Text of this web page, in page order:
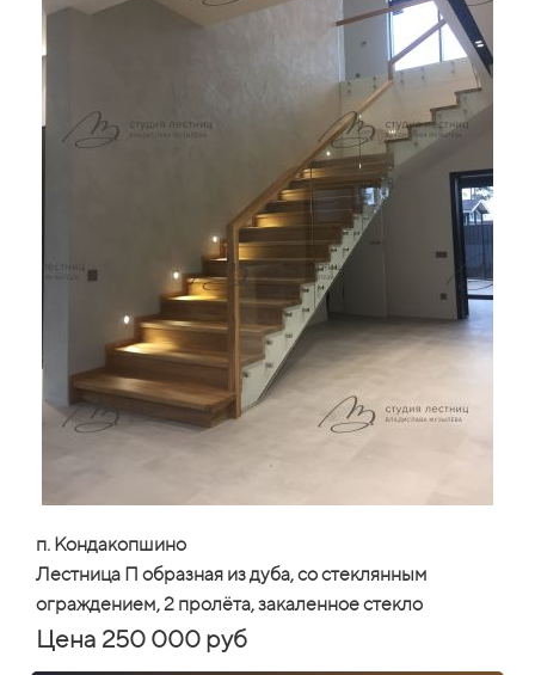
п. Кондакопшино
Лестница П образная из дуба, со стеклянным
ограждением, 2 пролёта, закаленное стекло
Цена 250 000 руб